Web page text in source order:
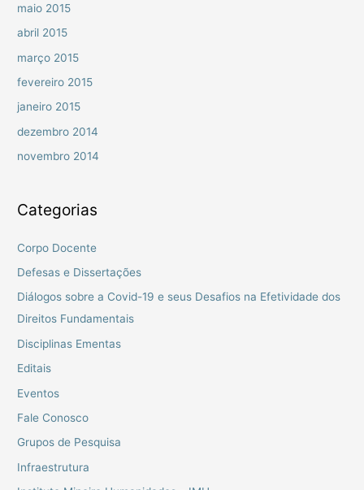
maio 2015
abril 2015
março 2015
fevereiro 2015
janeiro 2015
dezembro 2014
novembro 2014
Categorias
Corpo Docente
Defesas e Dissertações
Diálogos sobre a Covid-19 e seus Desafios na Efetividade dos
Direitos Fundamentais
Disciplinas Ementas
Editais
Eventos
Fale Conosco
Grupos de Pesquisa
Infraestrutura